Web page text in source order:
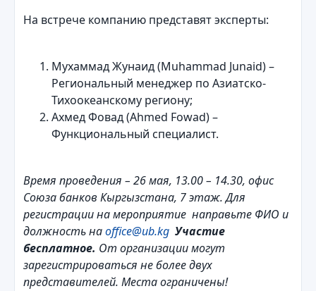
На встрече компанию представят эксперты:
Мухаммад Жунаид (Muhammad Junaid) –
Региональный менеджер по Азиатско-
Тихоокеанскому региону;
Ахмед Фовад (Ahmed Fowad) –
Функциональный специалист.
Время проведения – 26 мая, 13.00 – 14.30, офис
Союзабанков Кыргызстана, 7 этаж. Для
регистрации на мероприятие направьте ФИО и
должность наoffice@ub.kg Участие
бесплатное. От организации могут
зарегистрироваться не более двух
представителей. Места ограничены!